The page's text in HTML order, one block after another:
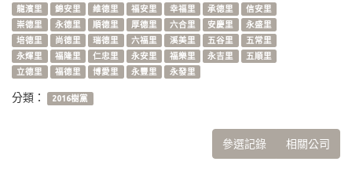
龍濱里
錦安里 維德里 福安里 幸福里 承德里
信安里
崇德里
永德里 順德里 厚德里 六合里 安慶里
永盛里
培德里
尚德里 瑞德里 六福里 溪美里 五谷里
五常里
永煇里
福隆里 仁忠里 永安里 福樂里 永吉里
五順里
立德里
福德里 博愛里 永豐里 永發里
分類： 2016樹黨
參選記錄 相關公司